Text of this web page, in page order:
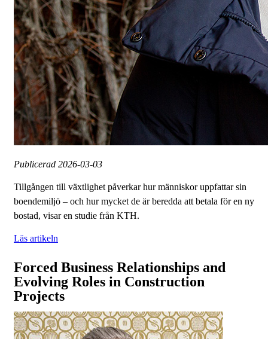
Publicerad 2026-03-03
Tillgången till växtlighet påverkar hur människor uppfattar sin
boendemiljö – och hur mycket de är beredda att betala för en ny
bostad, visar en studie från KTH.
Läs artikeln
Forced Business Relationships and
Evolving Roles in Construction
Projects